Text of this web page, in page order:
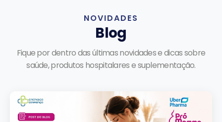
NOVIDADES
Blog
Fique por dentro das últimas novidades e dicas sobre
saúde, produtos hospitalares e suplementação.